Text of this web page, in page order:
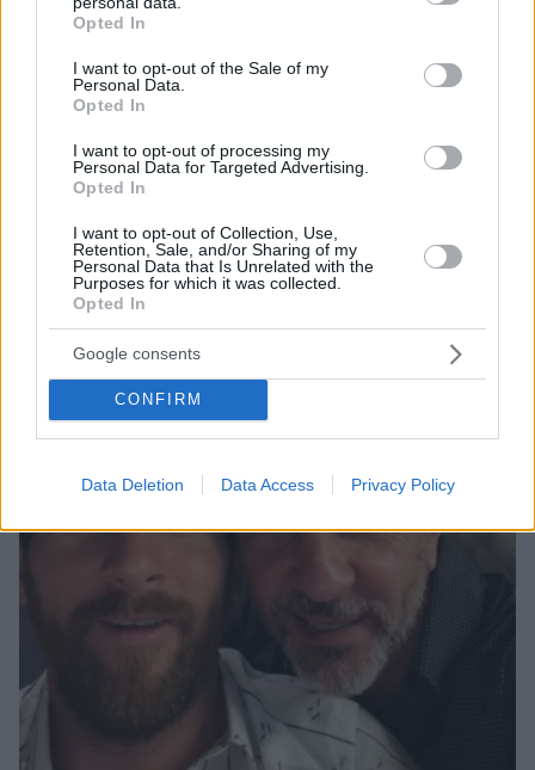
grant or deny consent to Google and its third-party tags to
use your data for below specified purposes in below Google
consent section.
Opted In
I want to opt-out of the Sale of my
Personal Data.
Opted In
I want to opt-out of processing my
Personal Data for Targeted Advertising.
Opted In
I want to opt-out of Collection, Use,
Retention, Sale, and/or Sharing of my
Personal Data that Is Unrelated with the
Purposes for which it was collected.
Opted In
Google consents
CONFIRM
Data Deletion Data Access Privacy Policy
Από τη Μόρια στον γάμο, τη ΜΚΟ και την
κατηγορία για φόνο: Η σκοτεινή διαδρομή του
26χρονου Αφγανού που σκότωσε τη Βρετανίδα
στην Κυψέλη